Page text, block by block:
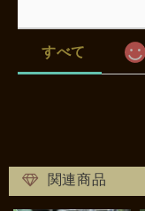
すべて
関連商品